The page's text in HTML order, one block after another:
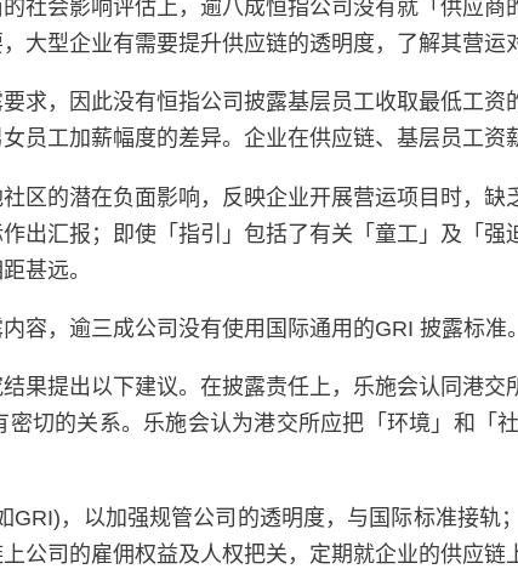
社会影响评估上，逾八成恒指公司没有就「供应
大型企业有需要提升供应链的透明度，了解其营运
求，因此没有恒指公司披露基层员工收取最低工
员工加薪幅度的差异。企业在供应链、基层员工资
区的潜在负面影响，反映企业开展营运项目时，
出汇报；即使「指引」包括了有关「童工」及「
甚远。
容，逾三成公司没有使用国际通用的GRI 披露标准。
果提出以下建议。在披露责任上，乐施会认同港
切的关系。乐施会认为港交所应把「环境」和「
，以加强规管公司的透明度，与国际标准接
公司的雇佣权益及人权把关，定期就企业的供应